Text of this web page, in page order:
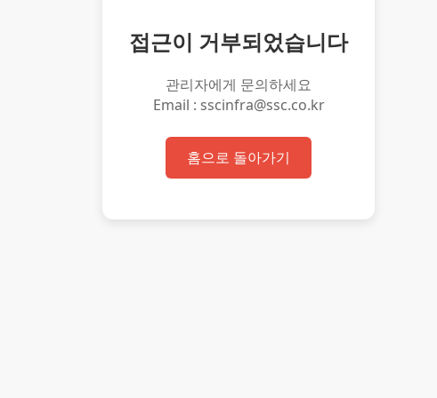
접근이 거부되었습니다
관리자에게 문의하세요
Email : sscinfra@ssc.co.kr
홈으로 돌아가기